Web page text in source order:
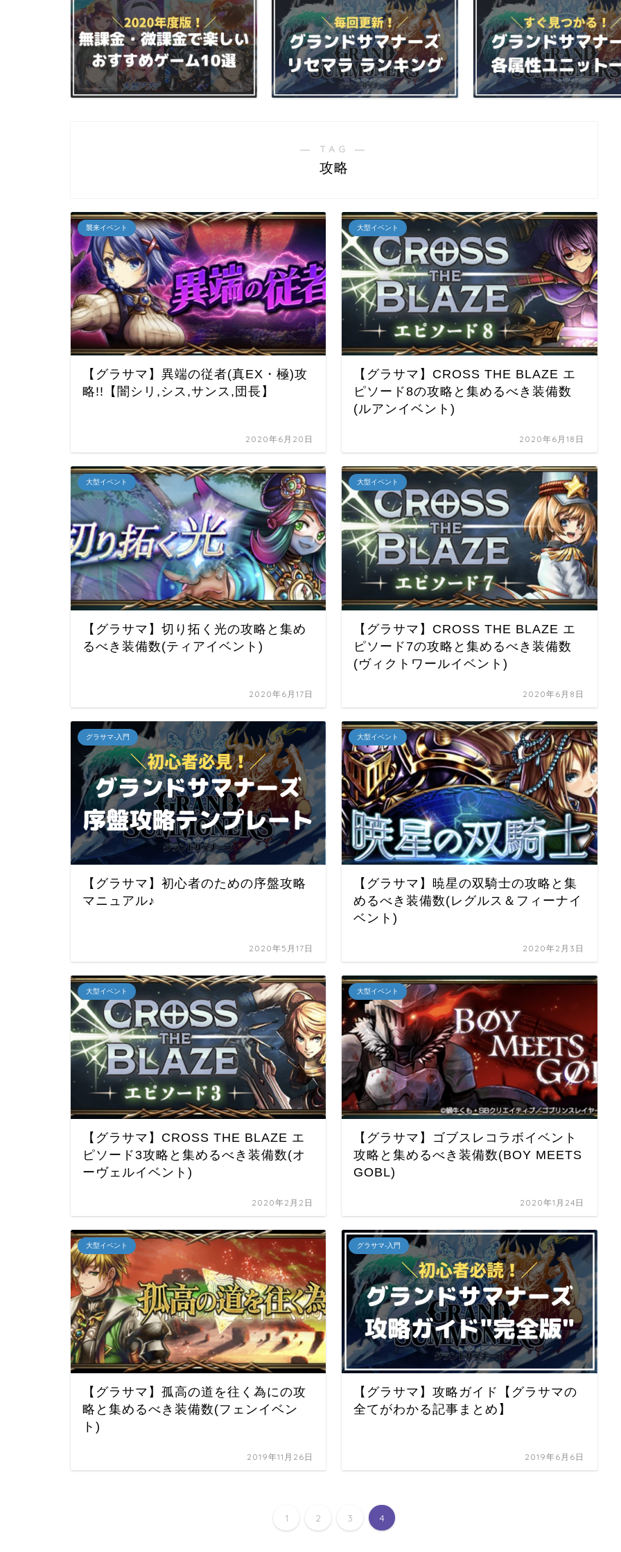
― TAG ―
攻略
襲来イベント
【グラサマ】異端の従者(真EX・極)攻
略!!【闇シリ,シス,サンス,団長】
2020年6月20日
大型イベント
【グラサマ】CROSS THE BLAZE エ
ピソード8の攻略と集めるべき装備数
(ルアンイベント)
2020年6月18日
大型イベント
【グラサマ】切り拓く光の攻略と集め
るべき装備数(ティアイベント)
2020年6月17日
大型イベント
【グラサマ】CROSS THE BLAZE エ
ピソード7の攻略と集めるべき装備数
(ヴィクトワールイベント)
2020年6月8日
グラサマ-入門
【グラサマ】初心者のための序盤攻略
マニュアル♪
2020年5月17日
大型イベント
【グラサマ】暁星の双騎士の攻略と集
めるべき装備数(レグルス＆フィーナイ
ベント)
2020年2月3日
大型イベント
【グラサマ】CROSS THE BLAZE エ
ピソード3攻略と集めるべき装備数(オ
ーヴェルイベント)
2020年2月2日
大型イベント
【グラサマ】ゴブスレコラボイベント
攻略と集めるべき装備数(BOY MEETS
GOBL)
2020年1月24日
大型イベント
【グラサマ】孤高の道を往く為にの攻
略と集めるべき装備数(フェンイベン
ト)
2019年11月26日
グラサマ-入門
【グラサマ】攻略ガイド【グラサマの
全てがわかる記事まとめ】
2019年6月6日
1 2 3 4